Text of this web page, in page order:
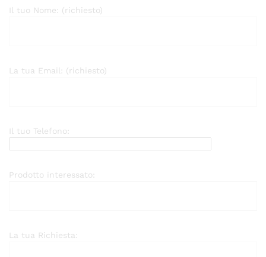
Il tuo Nome: (richiesto)
La tua Email: (richiesto)
Il tuo Telefono:
Prodotto interessato:
La tua Richiesta: